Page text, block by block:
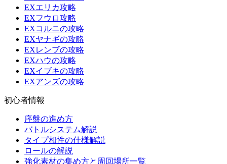
EXエリカ攻略
EXフウロ攻略
EXコルニの攻略
EXヤナギの攻略
EXレンブの攻略
EXハウの攻略
EXイブキの攻略
EXアンズの攻略
初心者情報
序盤の進め方
バトルシステム解説
タイプ相性の仕様解説
ロールの解説
強化素材の集め方と周回場所一覧